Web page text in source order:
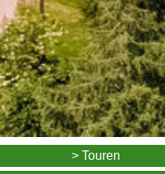
> Touren